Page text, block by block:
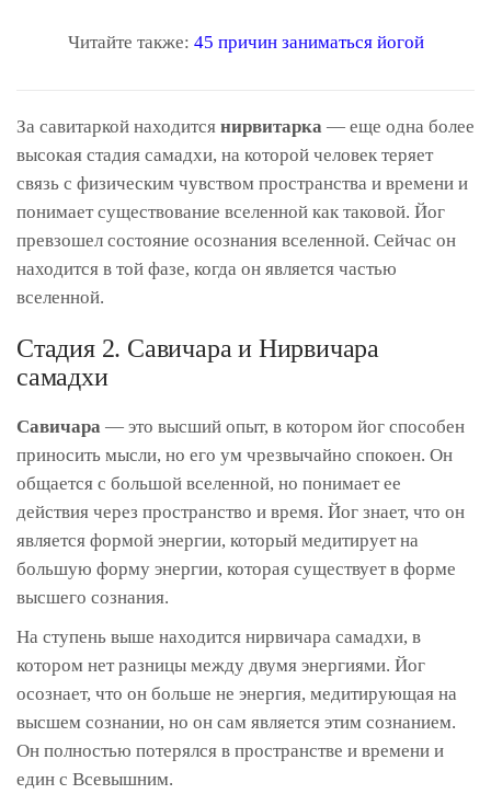
Читайте также: 45 причин заниматься йогой
За савитаркой находится нирвитарка — еще одна более
высокая стадия самадхи, на которой человек теряет
связь с физическим чувством пространства и времени и
понимает существование вселенной как таковой. Йог
превзошел состояние осознания вселенной. Сейчас он
находится в той фазе, когда он является частью
вселенной.
Стадия 2. Савичара и Нирвичара
самадхи
Савичара — это высший опыт, в котором йог способен
приносить мысли, но его ум чрезвычайно спокоен. Он
общается с большой вселенной, но понимает ее
действия через пространство и время. Йог знает, что он
является формой энергии, который медитирует на
большую форму энергии, которая существует в форме
высшего сознания.
На ступень выше находится нирвичара самадхи, в
котором нет разницы между двумя энергиями. Йог
осознает, что он больше не энергия, медитирующая на
высшем сознании, но он сам является этим сознанием.
Он полностью потерялся в пространстве и времени и
един с Всевышним.